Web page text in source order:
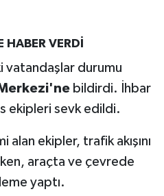
HABER VERDİ
vatandaşlar durumu
bildirdi. İhbar
ekipleri sevk edildi.
ekipler, trafik akışını
araçta ve çevrede
yaptı.